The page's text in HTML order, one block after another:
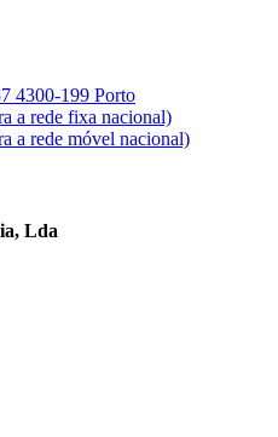
4300-199 Porto
a rede fixa nacional)
a rede móvel nacional)
Lda